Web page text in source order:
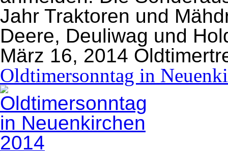
Jahr Traktoren und
Deere, Deuliwag und
März 16, 2014
Oldtimersonntag in